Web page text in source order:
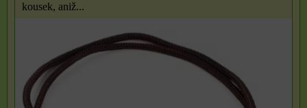
kousek, aniž...